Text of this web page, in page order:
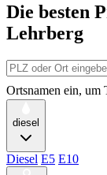
Die besten
Lehrberg
Ortsnamen ein, um
diesel
Diesel E5 E10